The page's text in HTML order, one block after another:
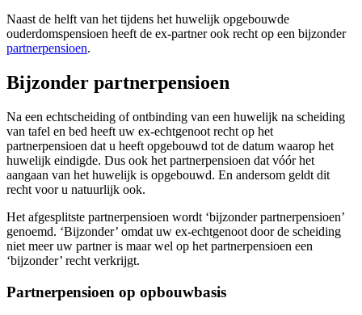
Naast de helft van het tijdens het huwelijk opgebouwde
ouderdomspensioen heeft de ex-partner ook recht op een bijzonder
partnerpensioen.
Bijzonder partnerpensioen
Na een echtscheiding of ontbinding van een huwelijk na scheiding
van tafel en bed heeft uw ex-echtgenoot recht op het
partnerpensioen dat u heeft opgebouwd tot de datum waarop het
huwelijk eindigde. Dus ook het partnerpensioen dat vóór het
aangaan van het huwelijk is opgebouwd. En andersom geldt dit
recht voor u natuurlijk ook.
Het afgesplitste partnerpensioen wordt ‘bijzonder partnerpensioen’
genoemd. ‘Bijzonder’ omdat uw ex-echtgenoot door de scheiding
niet meer uw partner is maar wel op het partnerpensioen een
‘bijzonder’ recht verkrijgt.
Partnerpensioen op opbouwbasis